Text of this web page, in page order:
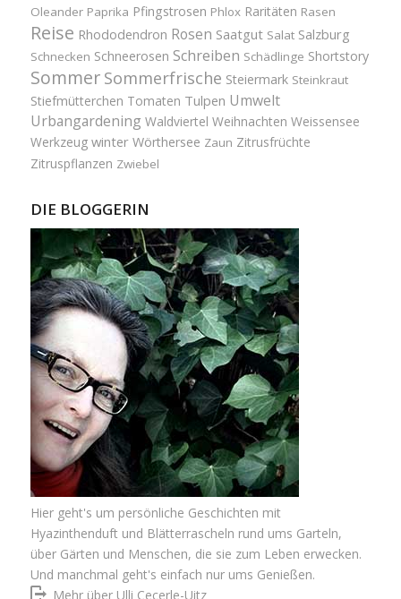
Oleander Paprika Pfingstrosen Phlox Raritäten Rasen
Reise Rhododendron Rosen Saatgut Salat Salzburg
Schnecken Schneerosen Schreiben Schädlinge Shortstory
Sommer Sommerfrische Steiermark Steinkraut
Stiefmütterchen Tomaten Tulpen Umwelt
Urbangardening Waldviertel Weihnachten Weissensee
Werkzeug winter Wörthersee Zaun Zitrusfrüchte
Zitruspflanzen Zwiebel
DIE BLOGGERIN
Hier geht's um persönliche Geschichten mit
Hyazinthenduft und Blätterrascheln rund ums Garteln,
über Gärten und Menschen, die sie zum Leben erwecken.
Und manchmal geht's einfach nur ums Genießen.
Mehr über Ulli Cecerle-Uitz